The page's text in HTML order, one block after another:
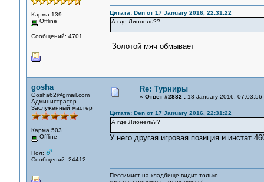
Карма 139
Offline
Сообщений: 4701
Цитата: Den от 17 January 2016, 22:31:22
А где Лионель??
Золотой мяч обмывает
gosha
Gosha62@gmail.com
Администратор
Заслуженный мастер
Карма 503
Offline
Пол:
Сообщений: 24412
Re: Турниры
« Ответ #2882 :18 January 2016, 07:03:56
Цитата: Den от 17 January 2016, 22:31:22
А где Лионель??
У него другая игровая позиция и инстат
Пессимист на кладбище видит только